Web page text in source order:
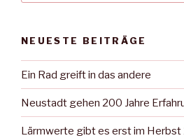
NEUESTE BEITRÄGE
Ein Rad greift in das andere
Neustadt gehen 200 Jahre
Lärmwerte gibt es erst im